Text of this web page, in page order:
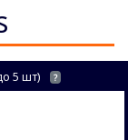
5 шт) ?